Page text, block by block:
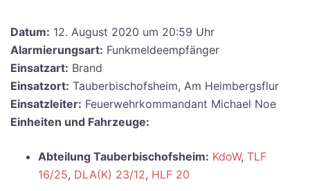
Datum: 12. August 2020 um 20:59 Uhr
Alarmierungsart: Funkmeldeempfänger
Einsatzart: Brand
Einsatzort: Tauberbischofsheim, Am Heimbergsflur
Einsatzleiter: Feuerwehrkommandant Michael Noe
Einheiten und Fahrzeuge:
Abteilung Tauberbischofsheim: KdoW, TLF
16/25, DLA(K) 23/12, HLF 20